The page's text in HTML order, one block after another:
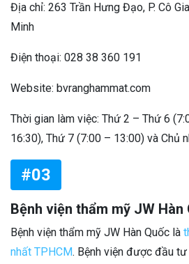
Địa chỉ: 263 Trần Hưng Đạo, P. Cô
Minh
Điện thoại: 028 38 360 191
Website: bvranghammat.com
Thời gian làm việc: Thứ 2 – Thứ 6
16:30), Thứ 7 (7:00 – 13:00) và Chủ
#03
Bệnh viện thẩm mỹ JW Hàn
Bệnh viện thẩm mỹ JW Hàn Quốc là
nhất TPHCM. Bệnh viện được đầu